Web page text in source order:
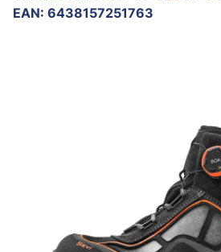
EAN: 6438157251763